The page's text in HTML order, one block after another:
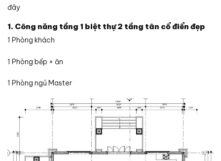
đây
1. Công năng tầng 1 biệt thự 2 tầng tân cổ điển đẹp
1 Phòng khách
1 Phòng bếp + ăn
1 Phòng ngủ Master